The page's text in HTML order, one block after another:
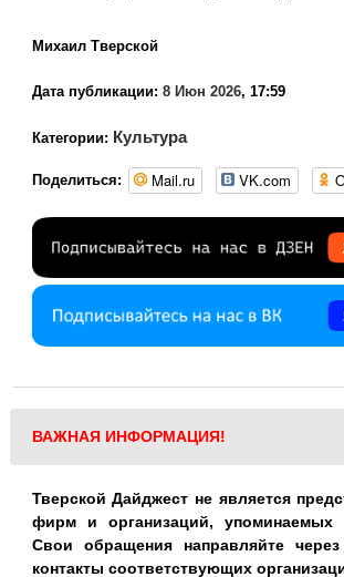
Михаил Тверской
Дата публикации: 8 Июн 2026, 17:59
Категории: Культура
Поделиться: Mail.ru VK.com
ВАЖНАЯ ИНФОРМАЦИЯ!
Тверской Дайджест не является
фирм и организаций, упоминаемых
Свои обращения направляйте
контакты соответствующих